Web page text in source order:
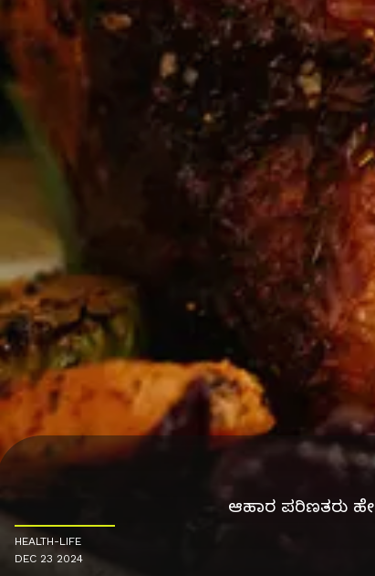
ಆಹಾರ ಪರಿಣತರು
HEALTH-LIFE
DEC 23 2024